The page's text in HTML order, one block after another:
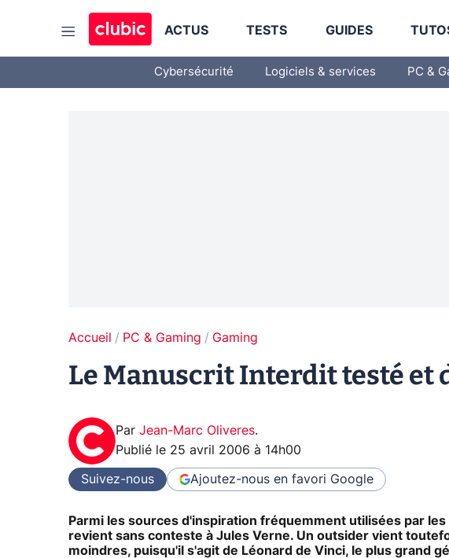
ACTUS TESTS GUIDES
Cybersécurité Logiciels & services PC &
Accueil PC & Gaming Gaming
Le Manuscrit Interdit testé et
Par Jean-Marc Oliveres.
Publié le 25 avril 2006 à 14h00
Suivez-nous Ajoutez-nous en favori Google
Parmi les sources d'inspiration fréquemment utilisées par
revient sans conteste à Jules Verne. Un outsider vient
moindres, puisqu'il s'agit de Léonard de Vinci, le plus grand